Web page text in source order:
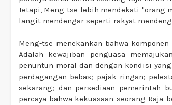
Tetapi, Meng-tse lebih mendekati "orang
langit mendengar seperti rakyat
Meng-tse menekankan bahwa
Adalah kewajiban penguasa
penuntun moral dan dengan kondisi
perdagangan bebas; pajak ringan;
sekarang; dan persediaan pemerintah
percaya bahwa kekuasaan seorang